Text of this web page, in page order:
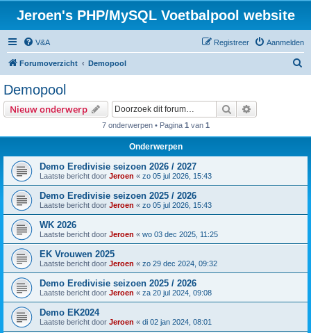
Jeroen's PHP/MySQL Voetbalpool website
V&A Aanmelden
Registreer
Forumoverzicht Demopool
Demopool
Nieuw onderwerp Zoek
7 onderwerpen • Pagina 1 van 1
Onderwerpen
Demo Eredivisie seizoen 2026 / 2027
Laatste bericht door Jeroen « zo 05 jul 2026, 15:43
Demo Eredivisie seizoen 2025 / 2026
Laatste bericht door Jeroen « zo 05 jul 2026, 15:43
WK 2026
Laatste bericht door Jeroen « wo 03 dec 2025, 11:25
EK Vrouwen 2025
Laatste bericht door Jeroen « zo 29 dec 2024, 09:32
Demo Eredivisie seizoen 2025 / 2026
Laatste bericht door Jeroen « za 20 jul 2024, 09:08
Demo EK2024
Laatste bericht door Jeroen « di 02 jan 2024, 08:01